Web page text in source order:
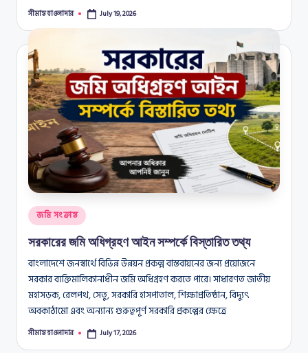
Posted
সীমান্ত হাওলাদার July 19, 2026
Posted
in
জমি সংক্রান্ত
সরকারের জমি অধিগ্রহণ আইন সম্পর্কে বিস্তারিত তথ্য
বাংলাদেশে জনস্বার্থে বিভিন্ন উন্নয়ন প্রকল্প বাস্তবায়নের জন্য প্রয়োজনে
সরকার ব্যক্তিমালিকানাধীন জমি অধিগ্রহণ করতে পারে। সাধারণত জাতীয়
মহাসড়ক, রেলপথ, সেতু, সরকারি হাসপাতাল, শিক্ষাপ্রতিষ্ঠান, বিদ্যুৎ
অবকাঠামো এবং অন্যান্য গুরুত্বপূর্ণ সরকারি প্রকল্পের ক্ষেত্রে
Posted
সীমান্ত হাওলাদার July 17, 2026